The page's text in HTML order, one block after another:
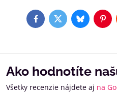
FacebookTwitterBluesky
Ako hodnotíte
Všetky recenzie nájdete aj na